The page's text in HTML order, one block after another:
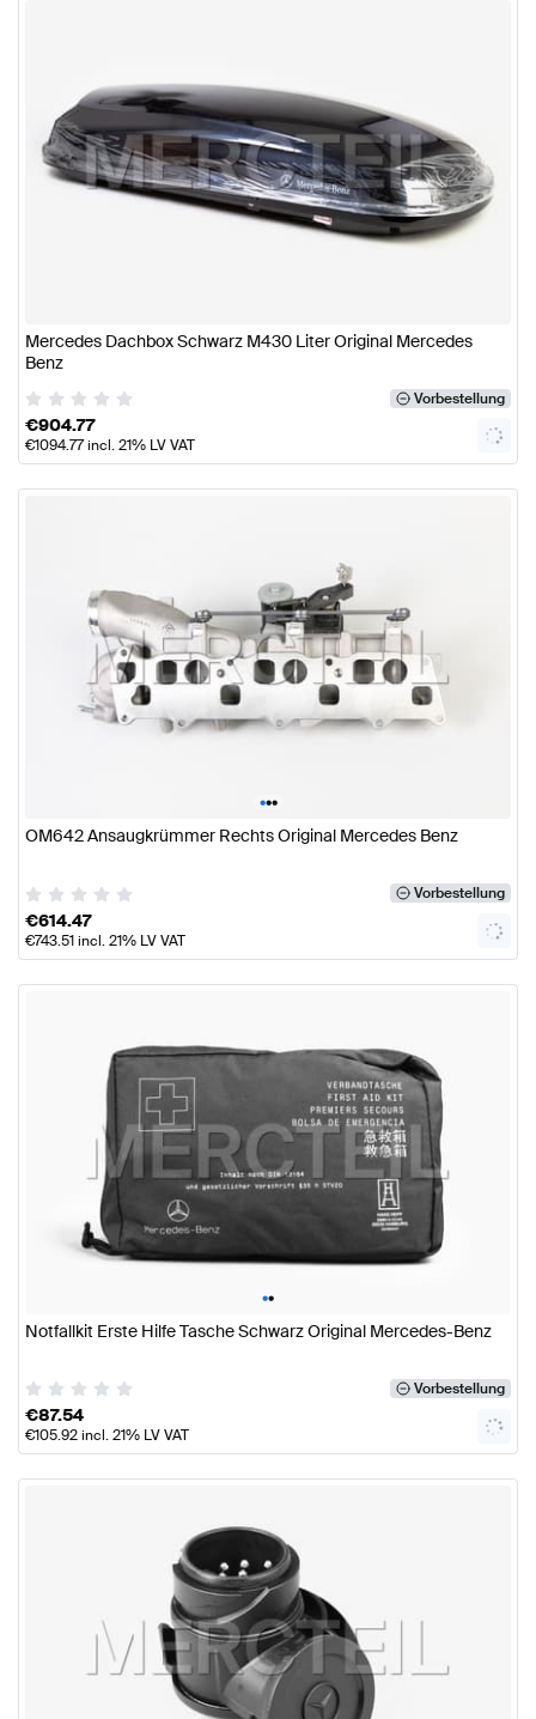
Mercedes Dachbox Schwarz M430 Liter Original Mercedes
Benz
Vorbestellung
€904.77
€1094.77incl. 21% LV VAT
•••
OM642 Ansaugkrümmer Rechts Original Mercedes Benz
Vorbestellung
€614.47
€743.51incl. 21% LV VAT
••
Notfallkit Erste Hilfe Tasche Schwarz Original Mercedes-Benz
Vorbestellung
€87.54
€105.92incl. 21% LV VAT